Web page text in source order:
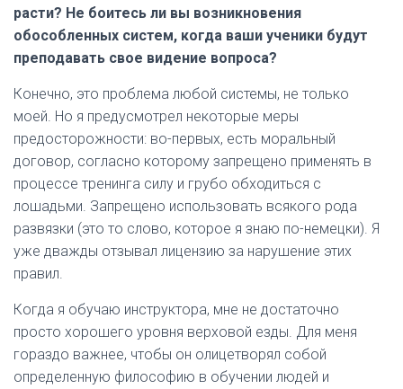
расти? Не боитесь ли вы возникновения
обособленных систем, когда ваши ученики будут
преподавать свое видение вопроса?
Конечно, это проблема любой системы, не только
моей. Но я предусмотрел некоторые меры
предосторожности: во-первых, есть моральный
договор, согласно которому запрещено применять в
процессе тренинга силу и грубо обходиться с
лошадьми. Запрещено использовать всякого рода
развязки (это то слово, которое я знаю по-немецки). Я
уже дважды отзывал лицензию за нарушение этих
правил.
Когда я обучаю инструктора, мне не достаточно
просто хорошего уровня верховой езды. Для меня
гораздо важнее, чтобы он олицетворял собой
определенную философию в обучении людей и